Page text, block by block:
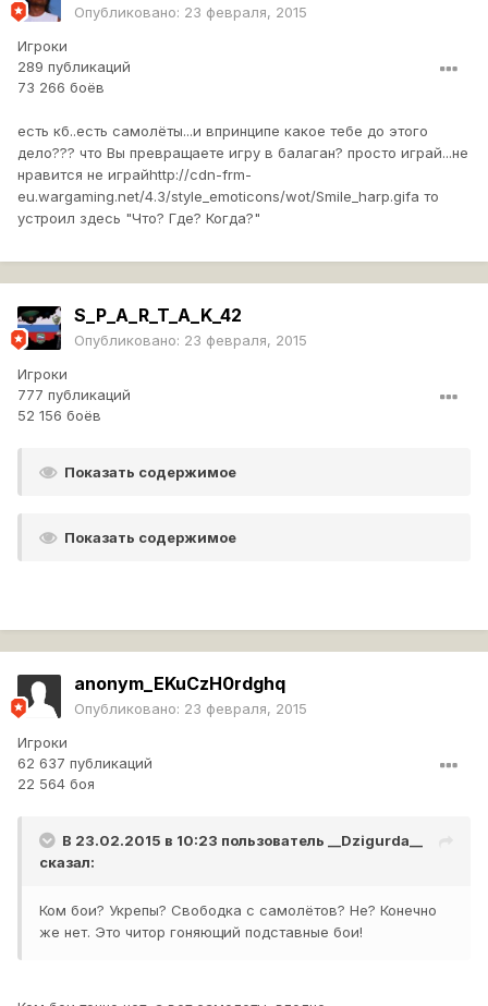
Опубликовано: 23 февраля, 2015
Игроки
289 публикаций
73 266 боёв
есть кб..есть самолёты...и впринципе какое тебе до этого
дело??? что Вы превращаете игру в балаган? просто играй...не
нравится не играйhttp://cdn-frm-
eu.wargaming.net/4.3/style_emoticons/wot/Smile_harp.gifа то
устроил здесь "Что? Где? Когда?"
S_P_A_R_T_A_K_42
Опубликовано: 23 февраля, 2015
Игроки
777 публикаций
52 156 боёв
Показать содержимое
Показать содержимое
anonym_EKuCzH0rdghq
Опубликовано: 23 февраля, 2015
Игроки
62 637 публикаций
22 564 боя
В 23.02.2015 в 10:23 пользователь __Dzigurda__
сказал:
Ком бои? Укрепы? Свободка с самолётов? Не? Конечно
же нет. Это читор гоняющий подставные бои!